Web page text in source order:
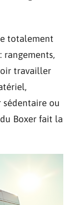
totalement
rangements,
travailler
ou
Boxer fait la